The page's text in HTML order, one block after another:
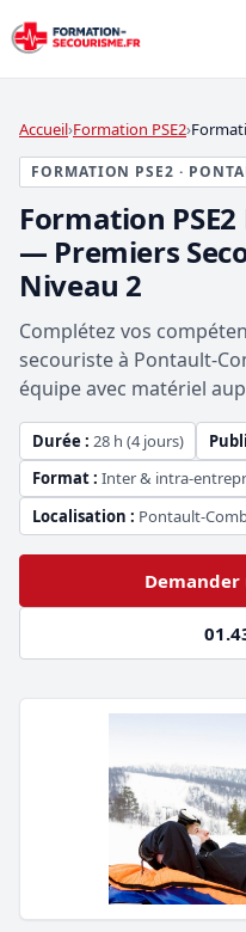
Accueil Formation PSE2
FORMATION PSE2 ·
Formation
— Premiers
Niveau 2
Complétez vos
secouriste à Pontault-
équipe avec matériel
Durée : 28 h (4 jours)
Format : Inter & intra-
Localisation : Pontault-